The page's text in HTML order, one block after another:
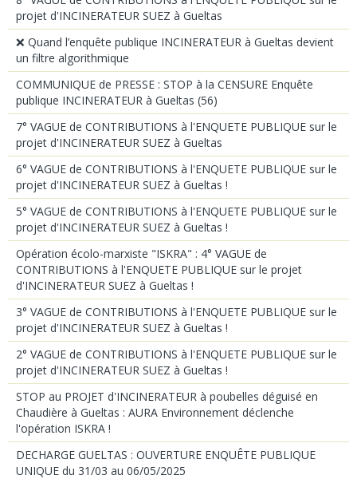
projet d'INCINERATEUR SUEZ à Gueltas
❌ Quand l’enquête publique INCINERATEUR à Gueltas devient
un filtre algorithmique
COMMUNIQUE de PRESSE : STOP à la CENSURE Enquête
publique INCINERATEUR à Gueltas (56)
7° VAGUE de CONTRIBUTIONS à l'ENQUETE PUBLIQUE sur le
projet d'INCINERATEUR SUEZ à Gueltas
6° VAGUE de CONTRIBUTIONS à l'ENQUETE PUBLIQUE sur le
projet d'INCINERATEUR SUEZ à Gueltas !
5° VAGUE de CONTRIBUTIONS à l'ENQUETE PUBLIQUE sur le
projet d'INCINERATEUR SUEZ à Gueltas !
Opération écolo-marxiste "ISKRA" : 4° VAGUE de
CONTRIBUTIONS à l'ENQUETE PUBLIQUE sur le projet
d'INCINERATEUR SUEZ à Gueltas !
3° VAGUE de CONTRIBUTIONS à l'ENQUETE PUBLIQUE sur le
projet d'INCINERATEUR SUEZ à Gueltas !
2° VAGUE de CONTRIBUTIONS à l'ENQUETE PUBLIQUE sur le
projet d'INCINERATEUR SUEZ à Gueltas !
STOP au PROJET d'INCINERATEUR à poubelles déguisé en
Chaudière à Gueltas : AURA Environnement déclenche
l'opération ISKRA !
DECHARGE GUELTAS : OUVERTURE ENQUÊTE PUBLIQUE
UNIQUE du 31/03 au 06/05/2025